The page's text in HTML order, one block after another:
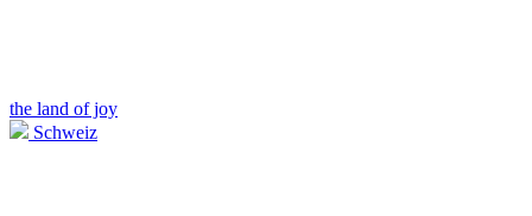
the land of joy
Schweiz